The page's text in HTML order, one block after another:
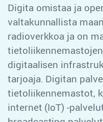
Digita omistaa ja
valtakunnallista
radioverkkoa ja on
digitaalisen
tarjoaja. Digitan
tietoliikennemastot,
internet (IoT) -